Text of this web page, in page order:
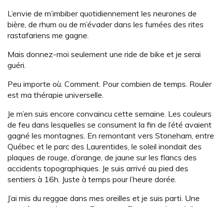
L’envie de m’imbiber quotidiennement les neurones de
bière, de rhum ou de m’évader dans les fumées des rites
rastafariens me gagne.
Mais donnez-moi seulement une ride de bike et je serai
guéri.
Peu importe où. Comment. Pour combien de temps. Rouler
est ma thérapie universelle.
Je m’en suis encore convaincu cette semaine. Les couleurs
de feu dans lesquelles se consument la fin de l’été avaient
gagné les montagnes. En remontant vers Stoneham, entre
Québec et le parc des Laurentides, le soleil inondait des
plaques de rouge, d’orange, de jaune sur les flancs des
accidents topographiques. Je suis arrivé au pied des
sentiers à 16h. Juste à temps pour l’heure dorée.
J’ai mis du reggae dans mes oreilles et je suis parti. Une